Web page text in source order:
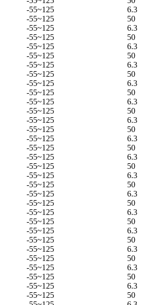
-55~125
6.3
-55~125
50
-55~125
6.3
-55~125
50
-55~125
6.3
-55~125
50
-55~125
6.3
-55~125
50
-55~125
6.3
-55~125
50
-55~125
6.3
-55~125
50
-55~125
6.3
-55~125
50
-55~125
6.3
-55~125
50
-55~125
6.3
-55~125
50
-55~125
6.3
-55~125
50
-55~125
6.3
-55~125
50
-55~125
6.3
-55~125
50
-55~125
6.3
-55~125
50
-55~125
6.3
-55~125
50
-55~125
6.3
-55~125
50
-55~125
6.3
-55~125
50